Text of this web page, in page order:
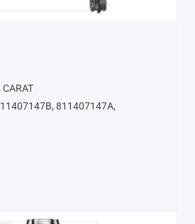
811407147A,